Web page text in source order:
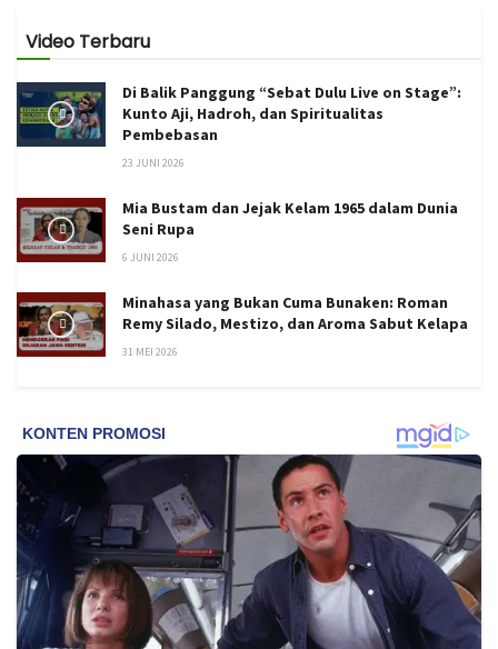
Video Terbaru
Di Balik Panggung “Sebat Dulu Live on Stage”:
Kunto Aji, Hadroh, dan Spiritualitas
Pembebasan
23 JUNI 2026
Mia Bustam dan Jejak Kelam 1965 dalam Dunia
Seni Rupa
6 JUNI 2026
Minahasa yang Bukan Cuma Bunaken: Roman
Remy Silado, Mestizo, dan Aroma Sabut Kelapa
31 MEI 2026